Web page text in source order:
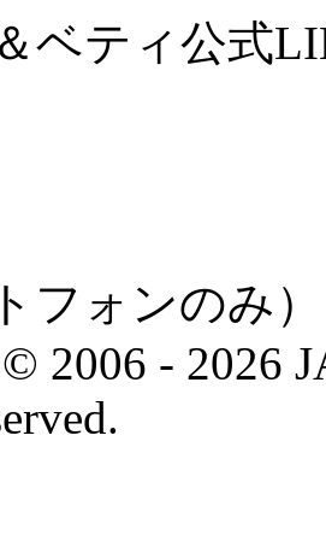
ベティ公式
フォンのみ）
2006 - 2026